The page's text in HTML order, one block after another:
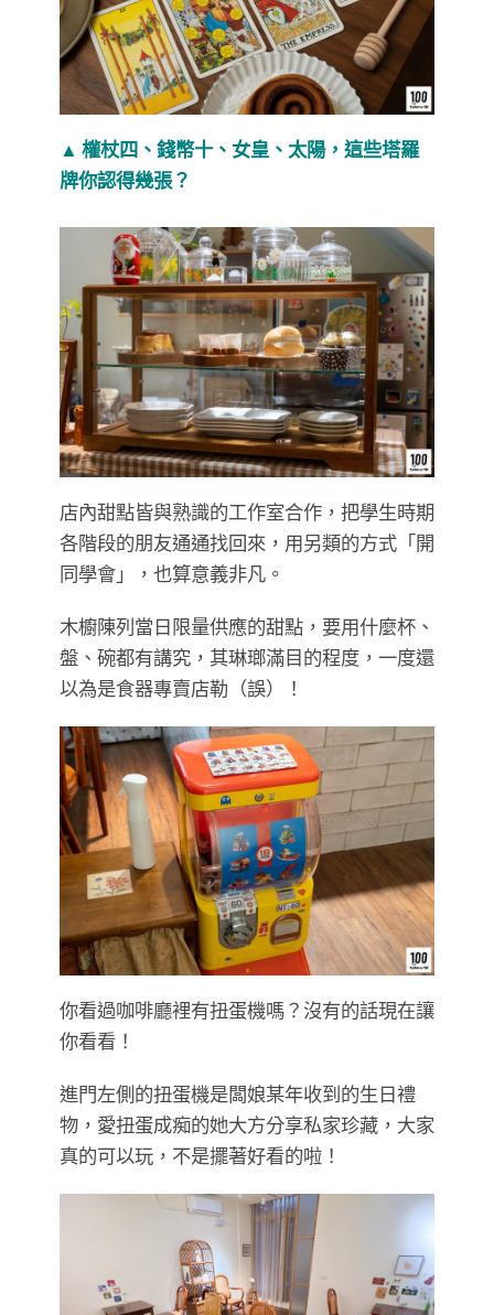
▲ 權杖四、錢幣十、女皇、太陽，這些塔羅
牌你認得幾張？
店內甜點皆與熟識的工作室合作，把學生時期
各階段的朋友通通找回來，用另類的方式「開
同學會」，也算意義非凡。
木櫥陳列當日限量供應的甜點，要用什麼杯、
盤、碗都有講究，其琳瑯滿目的程度，一度還
以為是食器專賣店勒（誤）！
你看過咖啡廳裡有扭蛋機嗎？沒有的話現在讓
你看看！
進門左側的扭蛋機是闆娘某年收到的生日禮
物，愛扭蛋成痴的她大方分享私家珍藏，大家
真的可以玩，不是擺著好看的啦！